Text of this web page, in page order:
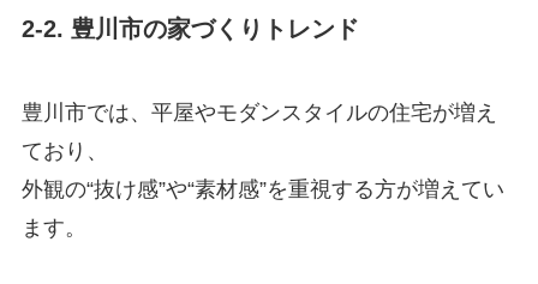
2-2. 豊川市の家づくりトレンド
豊川市では、平屋やモダンスタイルの住宅が増え
ており、
外観の“抜け感”や“素材感”を重視する方が増えてい
ます。